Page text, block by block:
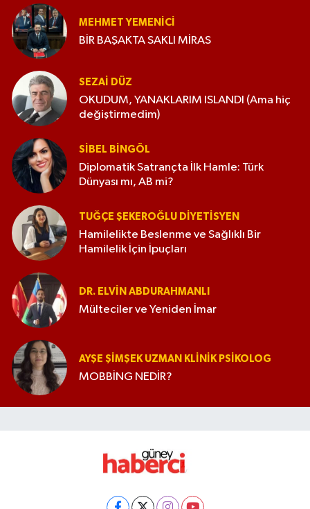
MEHMET YEMENICI
BİR BAŞAKTA SAKLI MİRAS
SEZAI DÜZ
OKUDUM, YANAKLARIM ISLANDI (Ama hiç
değiştirmedim)
SIBEL BINGÖL
Diplomatik Satrançta İlk Hamle: Türk
Dünyası mı, AB mi?
TUĞÇE ŞEKEROĞLU DIYETISYEN
Hamilelikte Beslenme ve Sağlıklı Bir
Hamilelik İçin İpuçları
DR. ELVIN ABDURAHMANLI
Mülteciler ve Yeniden İmar
AYŞE ŞIMŞEK UZMAN KLINIK PSIKOLOG
MOBBİNG NEDİR?